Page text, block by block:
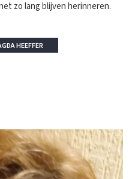
zo lang blijven herinneren.
HEEFFER